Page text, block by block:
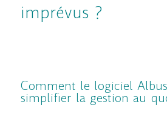
imprévus ?
Comment le logiciel
simplifier la gestion au